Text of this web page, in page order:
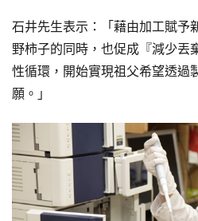
石井先生表示：「藉由加工賦予
野柿子的同時，也促成『減少丟
性循環，開始實現祖父希望透過
願。」